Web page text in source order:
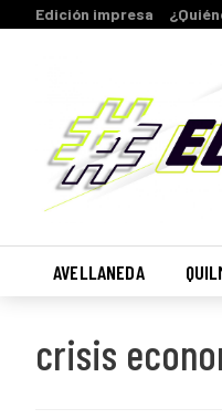
Edición impresa
AVELLANEDA
crisis